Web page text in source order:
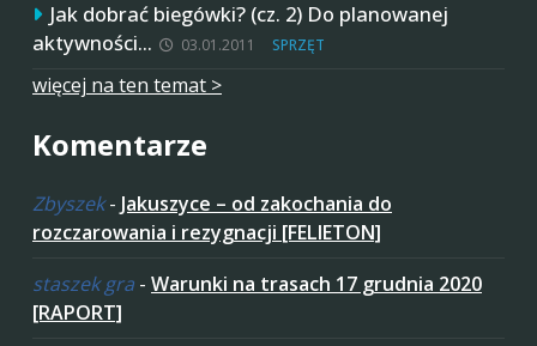
Jak dobrać biegówki? (cz. 2) Do planowanej
aktywności…
03.01.2011 SPRZĘT
więcej na ten temat >
Komentarze
Zbyszek- Jakuszyce – od zakochania do
rozczarowania i rezygnacji [FELIETON]
staszek gra - Warunki na trasach 17 grudnia 2020
[RAPORT]